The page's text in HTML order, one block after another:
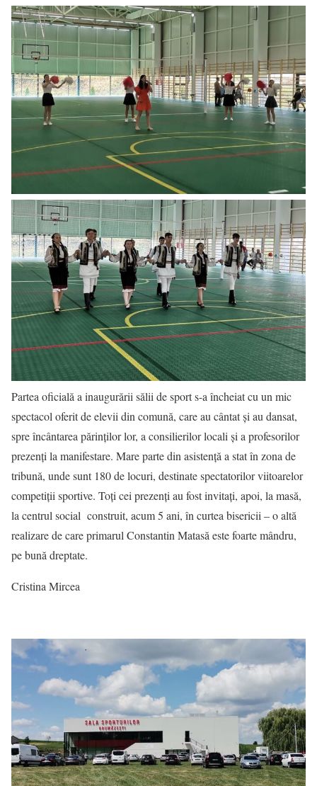
Partea oficială a inaugurării sălii de sport s-a încheiat cu un mic
spectacol oferit de elevii din comună, care au cântat și au dansat,
spre încântarea părinților lor, a consilierilor locali și a profesorilor
prezenți la manifestare. Mare parte din asistență a stat în zona de
tribună, unde sunt 180 de locuri, destinate spectatorilor viitoarelor
competiții sportive. Toți cei prezenți au fost invitați, apoi, la masă,
la centrul social construit, acum 5 ani, în curtea bisericii – o altă
realizare de care primarul Constantin Matasă este foarte mândru,
pe bună dreptate.
Cristina Mircea